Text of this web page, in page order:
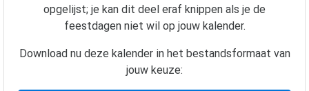
opgelijst; je kan dit deel eraf knippen als je de
feestdagen niet wil op jouw kalender.
Download nu deze kalender in het bestandsformaat van
jouw keuze: